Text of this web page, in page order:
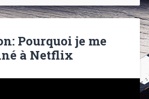
Pourquoi je me
à Netflix